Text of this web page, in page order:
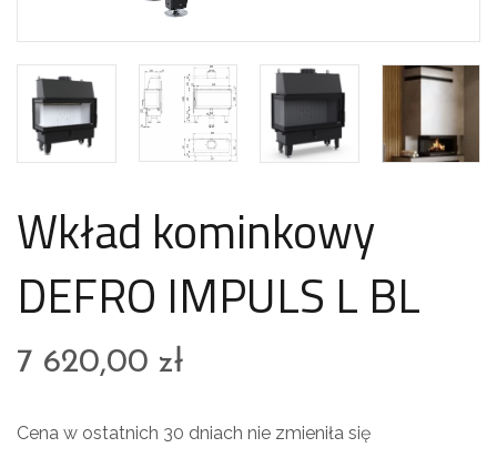
Wkład kominkowy
DEFRO IMPULS L BL
7 620,00 zł
Cena w ostatnich 30 dniach nie zmieniła się